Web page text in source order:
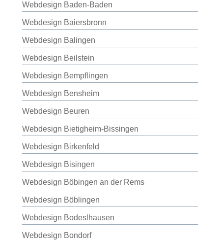
Webdesign Baden-Baden
Webdesign Baiersbronn
Webdesign Balingen
Webdesign Beilstein
Webdesign Bempflingen
Webdesign Bensheim
Webdesign Beuren
Webdesign Bietigheim-Bissingen
Webdesign Birkenfeld
Webdesign Bisingen
Webdesign Böbingen an der Rems
Webdesign Böblingen
Webdesign Bodeslhausen
Webdesign Bondorf